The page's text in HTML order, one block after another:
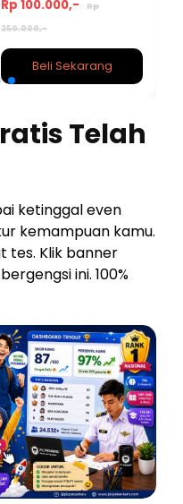
Rp 100.000,-
Rp
250.000,-
Beli Sekarang
Telah
ketinggal even
kemampuan kamu.
tes. Klik banner
ini. 100%